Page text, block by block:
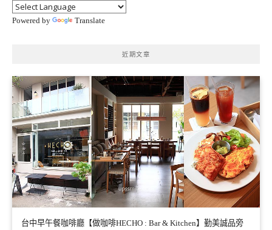
Powered by Translate
近期文章
台中早午餐咖啡廳【做咖啡HECHO : Bar & Kitchen】勤美誠品旁